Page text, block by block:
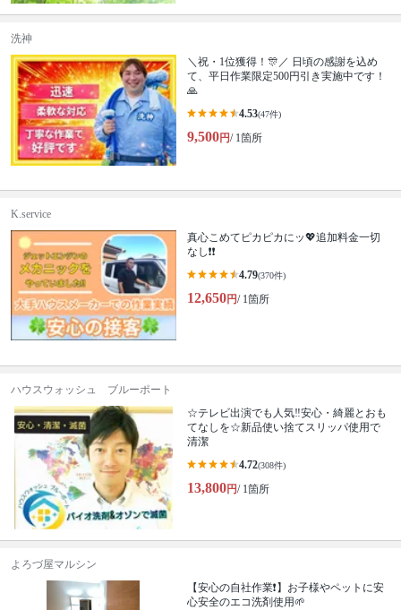
洗神
＼祝・1位獲得！🎊／ 日頃の感謝を込め
て、平日作業限定500円引き実施中です！
🙏
4.53(47件)
9,500円/ 1箇所
K.service
真心こめてピカピカにッ💖追加料金一切
なし❗️❗️
4.79(370件)
12,650円/ 1箇所
ハウスウォッシュ ブルーポート
☆テレビ出演でも人気‼安心・綺麗とおも
てなしを☆新品使い捨てスリッパ使用で
清潔
4.72(308件)
13,800円/ 1箇所
よろづ屋マルシン
【安心の自社作業❗️】お子様やペットに安
心安全のエコ洗剤使用🌱